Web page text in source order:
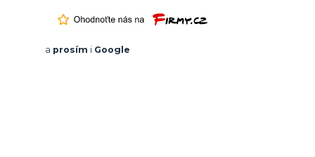
a prosím i Google